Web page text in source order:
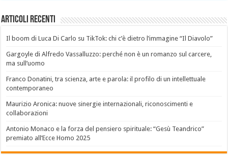
Articoli recenti
Il boom di Luca Di Carlo su TikTok: chi c’è dietro l’immagine “Il Diavolo”
Gargoyle di Alfredo Vassalluzzo: perché non è un romanzo sul carcere,
ma sull’uomo
Franco Donatini, tra scienza, arte e parola: il profilo di un intellettuale
contemporaneo
Maurizio Aronica: nuove sinergie internazionali, riconoscimenti e
collaborazioni
Antonio Monaco e la forza del pensiero spirituale: “Gesù Teandrico”
premiato all’Ecce Homo 2025